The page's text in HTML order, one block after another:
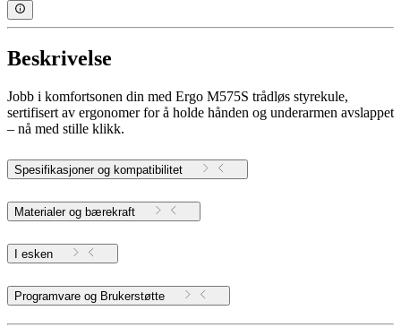
Beskrivelse
Jobb i komfortsonen din med Ergo M575S trådløs styrekule,
sertifisert av ergonomer for å holde hånden og underarmen avslappet
– nå med stille klikk.
Spesifikasjoner og kompatibilitet
Materialer og bærekraft
I esken
Programvare og Brukerstøtte